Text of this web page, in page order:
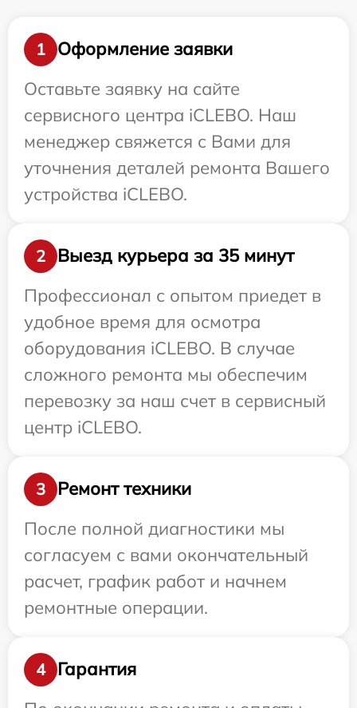
1
Оформление заявки
Оставьте заявку на сайте
сервисного центра iCLEBO. Наш
менеджер свяжется с Вами для
уточнения деталей ремонта Вашего
устройства iCLEBO.
2
Выезд курьера за 35 минут
Профессионал с опытом приедет в
удобное время для осмотра
оборудования iCLEBO. В случае
сложного ремонта мы обеспечим
перевозку за наш счет в сервисный
центр iCLEBO.
3
Ремонт техники
После полной диагностики мы
согласуем с вами окончательный
расчет, график работ и начнем
ремонтные операции.
4
Гарантия